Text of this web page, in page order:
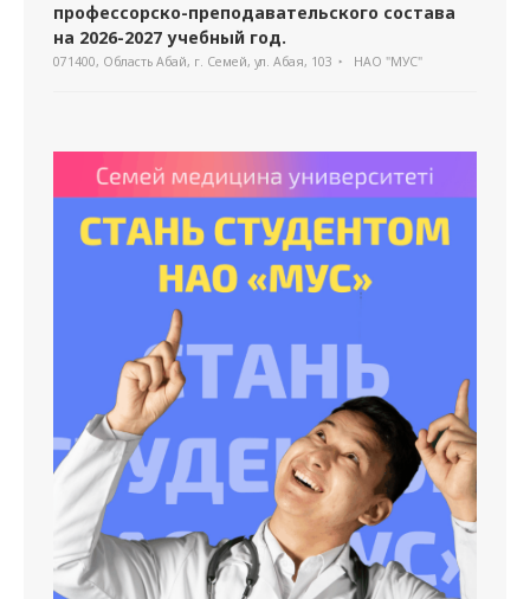
профессорско-преподавательского состава
на 2026-2027 учебный год.
071400, Область Абай, г. Семей, ул. Абая, 103 НАО "МУС"